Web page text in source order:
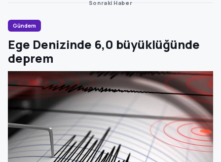
Sonraki Haber
Gündem
Ege Denizinde 6,0 büyüklüğünde
deprem